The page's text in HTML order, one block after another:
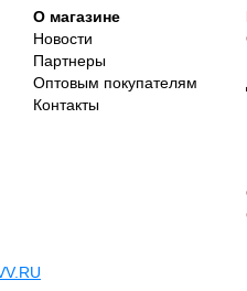
О магазине
Новости
Партнеры
Оптовым покупателям
Контакты